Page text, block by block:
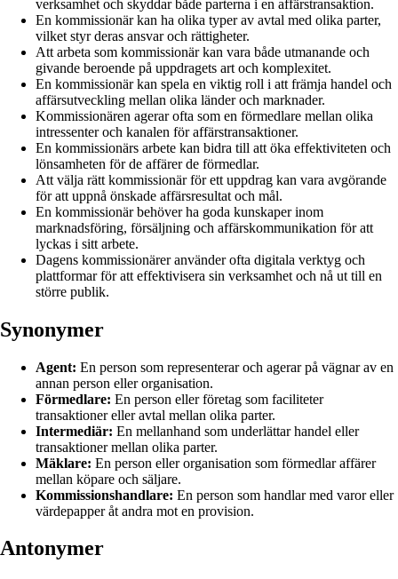
verksamhet och skyddar både parterna i en affärstransaktion.
En kommissionär kan ha olika typer av avtal med olika parter,
vilket styr deras ansvar och rättigheter.
Att arbeta som kommissionär kan vara både utmanande och
givande beroende på uppdragets art och komplexitet.
En kommissionär kan spela en viktig roll i att främja handel och
affärsutveckling mellan olika länder och marknader.
Kommissionären agerar ofta som en förmedlare mellan olika
intressenter och kanalen för affärstransaktioner.
En kommissionärs arbete kan bidra till att öka effektiviteten och
lönsamheten för de affärer de förmedlar.
Att välja rätt kommissionär för ett uppdrag kan vara avgörande
för att uppnå önskade affärsresultat och mål.
En kommissionär behöver ha goda kunskaper inom
marknadsföring, försäljning och affärskommunikation för att
lyckas i sitt arbete.
Dagens kommissionärer använder ofta digitala verktyg och
plattformar för att effektivisera sin verksamhet och nå ut till en
större publik.
Synonymer
Agent: En person som representerar och agerar på vägnar av en
annan person eller organisation.
Förmedlare: En person eller företag som faciliteter
transaktioner eller avtal mellan olika parter.
Intermediär: En mellanhand som underlättar handel eller
transaktioner mellan olika parter.
Mäklare: En person eller organisation som förmedlar affärer
mellan köpare och säljare.
Kommissionshandlare: En person som handlar med varor eller
värdepapper åt andra mot en provision.
Antonymer